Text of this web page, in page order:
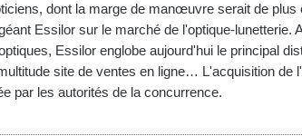
dont la marge de manœuvre serait de plus
Essilor sur le marché de l'optique-lunetterie.
Essilor englobe aujourd'hui le principal
site de ventes en ligne… L'acquisition de
par les autorités de la concurrence.